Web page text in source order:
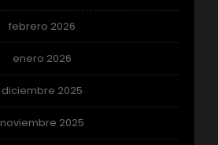
febrero 2026
enero 2026
diciembre 2025
noviembre 2025